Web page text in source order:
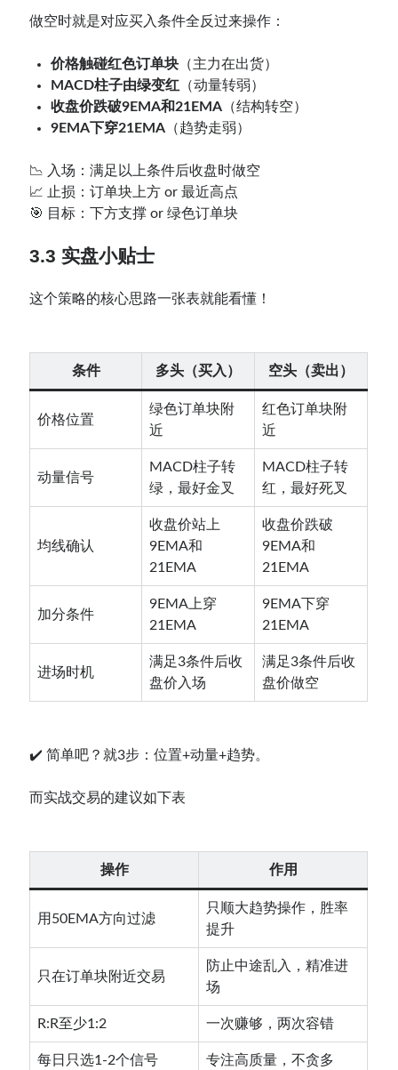
做空时就是对应买入条件全反过来操作：
价格触碰红色订单块 （主力在出货）
MACD柱子由绿变红 （动量转弱）
收盘价跌破9EMA和21EMA （结构转空）
9EMA下穿21EMA （趋势走弱）
📉 入场：满足以上条件后收盘时做空
📈 止损：订单块上方 or 最近高点
🎯 目标：下方支撑 or 绿色订单块
3.3 实盘小贴士
这个策略的核心思路一张表就能看懂！
条件 多头（买入） 空头（卖出）
价格位置
绿色订单块附
近
红色订单块附
近
动量信号
MACD柱子转
绿，最好金叉
MACD柱子转
红，最好死叉
均线确认
收盘价站上
9EMA和
21EMA
收盘价跌破
9EMA和
21EMA
加分条件
9EMA上穿
21EMA
9EMA下穿
21EMA
进场时机
满足3条件后收
盘价入场
满足3条件后收
盘价做空
✔️ 简单吧？就3步：位置+动量+趋势。
而实战交易的建议如下表
操作 作用
用50EMA方向过滤
只顺大趋势操作，胜率
提升
只在订单块附近交易
防止中途乱入，精准进
场
R:R至少1:2 一次赚够，两次容错
每日只选1-2个信号 专注高质量，不贪多